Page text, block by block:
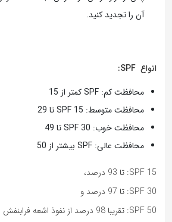
آن را تجدید کنید.
انواع SPF:
محافظت کم: SPF کمتر از 15
محافظت متوسط: SPF 15 تا 29
محافظت خوب: SPF 30 تا 49
محافظت عالی: SPF بیشتر از 50
SPF 15: تا 93 درصد،
SPF 30: تا 97 درصد و